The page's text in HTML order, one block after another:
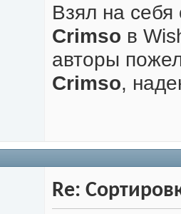
Взял на себя
Crimso в
авторы
Crimso,
Re: